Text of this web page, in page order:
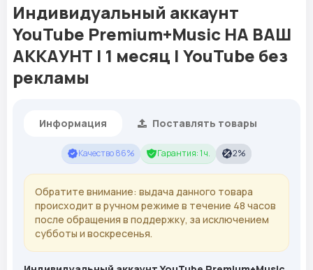
Индивидуальный аккаунт
YouTube Premium+Music НА ВАШ
АККАУНТ | 1 месяц | YouTube без
рекламы
Информация Поставлять товары
Качество 86% Гарантия: 1 ч. 2%
Обратите внимание: выдача данного товара
происходит в ручном режиме в течение 48 часов
после обращения в поддержку, за исключением
субботы и воскресенья.